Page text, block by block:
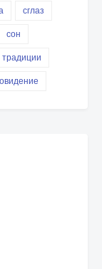
сглаз
сон
традиции